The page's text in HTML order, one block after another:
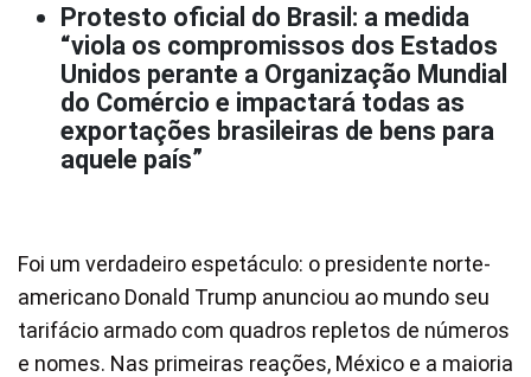
Protesto oficial do Brasil: a medida
“viola os compromissos dos Estados
Unidos perante a Organização Mundial
do Comércio e impactará todas as
exportações brasileiras de bens para
aquele país”
Foi um verdadeiro espetáculo: o presidente norte-
americano Donald Trump anunciou ao mundo seu
tarifácio armado com quadros repletos de números
e nomes. Nas primeiras reações, México e a maioria